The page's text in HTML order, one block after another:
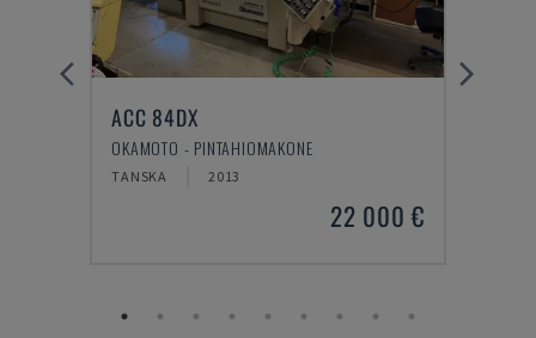
ACC 84DX
OKAMOTO - PINTAHIOMAKONE
TANSKA 2013
22 000 €